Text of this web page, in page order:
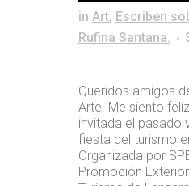
in Art, Escriben
Rufina Santana.
Queridos amigos
Arte. Me siento
invitada el pasado
fiesta del turismo
Organizada por
Promoción